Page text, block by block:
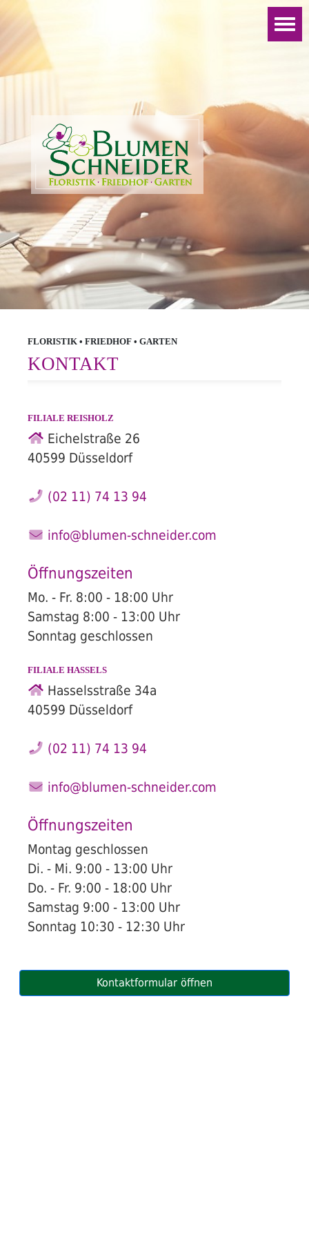
Kontakt
|
Impressum
Datenschutz
Garten
Floristik
Friedhofsgärtnerei
Garten
Social
FLORISTIK • FRIEDHOF • GARTEN
KONTAKT
FILIALE REISHOLZ
Eichelstraße 26
40599 Düsseldorf
(02 11) 74 13 94
info@blumen-schneider.com
Öffnungszeiten
Mo. - Fr. 8:00 - 18:00 Uhr
Samstag 8:00 - 13:00 Uhr
Sonntag geschlossen
FILIALE HASSELS
Hasselsstraße 34a
40599 Düsseldorf
(02 11) 74 13 94
info@blumen-schneider.com
Öffnungszeiten
Montag geschlossen
Di. - Mi. 9:00 - 13:00 Uhr
Do. - Fr. 9:00 - 18:00 Uhr
Samstag 9:00 - 13:00 Uhr
Sonntag 10:30 - 12:30 Uhr
Kontaktformular öffnen